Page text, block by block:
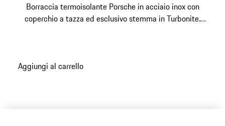
Borraccia termoisolante Porsche in acciaio inox con
coperchio a tazza ed esclusivo stemma in Turbonite.
Aggiungi al carrello